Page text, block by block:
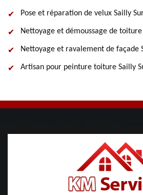
Pose et réparation de velux Sailly
Nettoyage et démoussage de toiture
Nettoyage et ravalement de façade
Artisan pour peinture toiture Sailly